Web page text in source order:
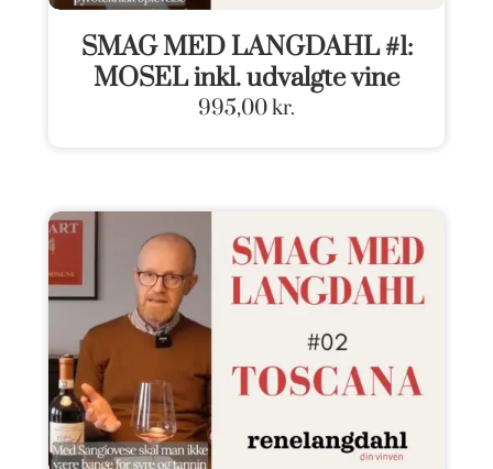
SMAG MED LANGDAHL #1:
MOSEL inkl. udvalgte vine
995,00kr.